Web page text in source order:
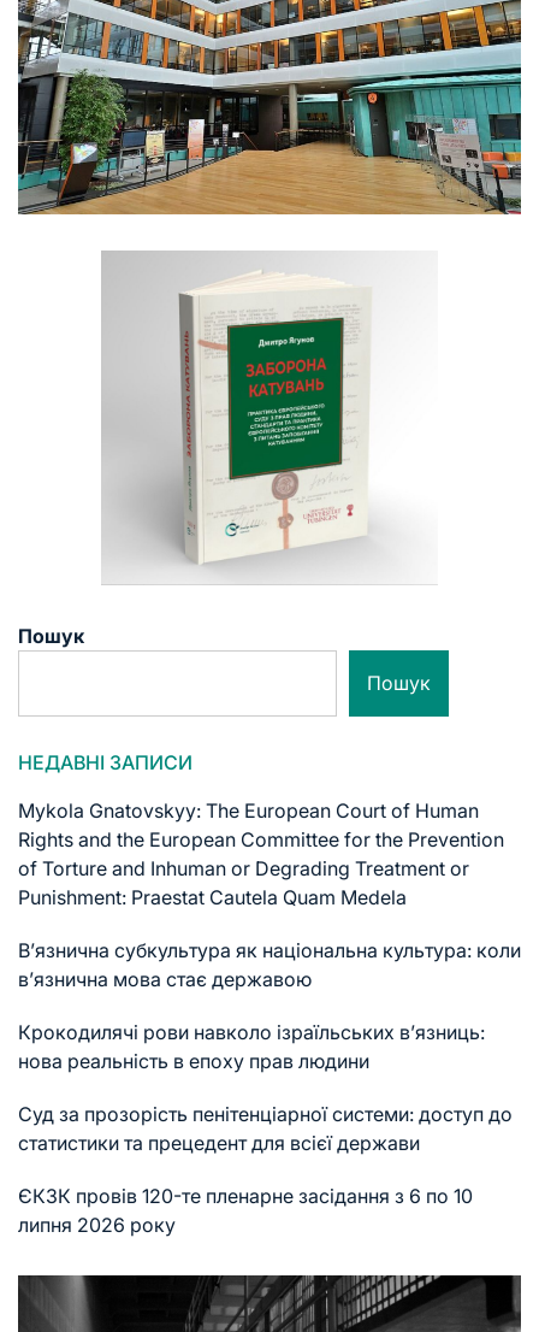
Пошук
Пошук
НЕДАВНІ ЗАПИСИ
Mykola Gnatovskyy: The European Court of Human
Rights and the European Committee for the Prevention
of Torture and Inhuman or Degrading Treatment or
Punishment: Praestat Cautela Quam Medela
В’язнична субкультура як національна культура: коли
в’язнична мова стає державою
Крокодилячі рови навколо ізраїльських в’язниць:
нова реальність в епоху прав людини
Суд за прозорість пенітенціарної системи: доступ до
статистики та прецедент для всієї держави
ЄКЗК провів 120-те пленарне засідання з 6 по 10
липня 2026 року